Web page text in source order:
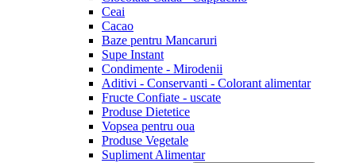
Ceai
Cacao
Baze pentru Mancaruri
Supe Instant
Condimente - Mirodenii
Aditivi - Conservanti - Colorant alimentar
Fructe Confiate - uscate
Produse Dietetice
Vopsea pentru oua
Produse Vegetale
Supliment Alimentar